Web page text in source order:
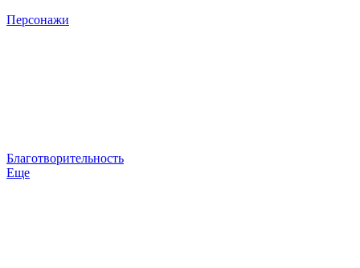
Персонажи
Благотворительность
Еще